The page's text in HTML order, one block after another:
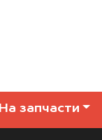
На запчасти